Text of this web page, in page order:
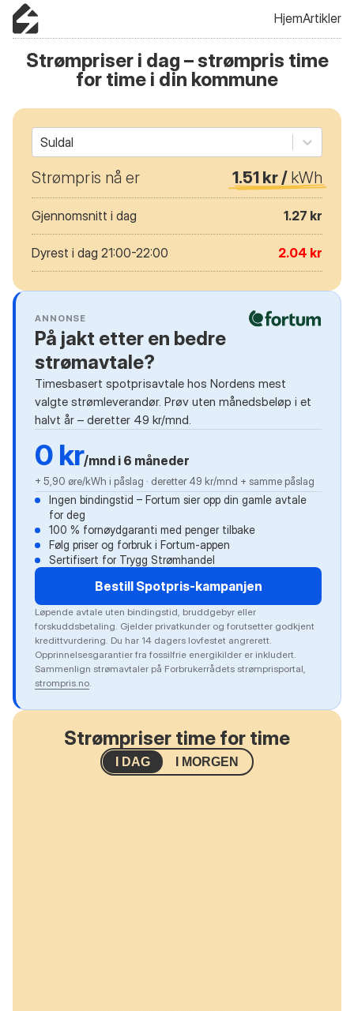
HjemArtikler
Strømpriser i dag – strømpris time
for time i din kommune
Suldal
Strømpris nå er 1.51 kr / kWh
Gjennomsnitt i dag 1.27 kr
Dyrest i dag 21:00-22:00 2.04 kr
ANNONSE
På jakt etter en bedre
strømavtale?
Timesbasert spotprisavtale hos Nordens mest
valgte strømleverandør. Prøv uten månedsbeløp i et
halvt år – deretter 49 kr/mnd.
0 kr/mnd i 6 måneder
+ 5,90 øre/kWh i påslag · deretter 49 kr/mnd + samme påslag
Ingen bindingstid – Fortum sier opp din gamle avtale
for deg
100 % fornøydgaranti med penger tilbake
Følg priser og forbruk i Fortum-appen
Sertifisert for Trygg Strømhandel
Bestill Spotpris-kampanjen
Løpende avtale uten bindingstid, bruddgebyr eller
forskuddsbetaling. Gjelder privatkunder og forutsetter godkjent
kredittvurdering. Du har 14 dagers lovfestet angrerett.
Opprinnelsesgarantier fra fossilfrie energikilder er inkludert.
Sammenlign strømavtaler på Forbrukerrådets strømprisportal,
strompris.no.
Strømpriser time for time
I DAG I MORGEN